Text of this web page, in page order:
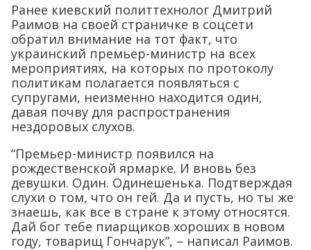
Ранее киевский политтехнолог Дмитрий
Раимов на своей страничке в соцсети
обратил внимание на тот факт, что
украинский премьер-министр на всех
мероприятиях, на которых по протоколу
политикам полагается появляться с
супругами, неизменно находится один,
давая почву для распространения
нездоровых слухов.
“Премьер-министр появился на
рождественской ярмарке. И вновь без
девушки. Один. Одинешенька. Подтверждая
слухи о том, что он гей. Да и пусть, но ты же
знаешь, как все в стране к этому относятся.
Дай бог тебе пиарщиков хороших в новом
году, товарищ Гончарук”, – написал Раимов.